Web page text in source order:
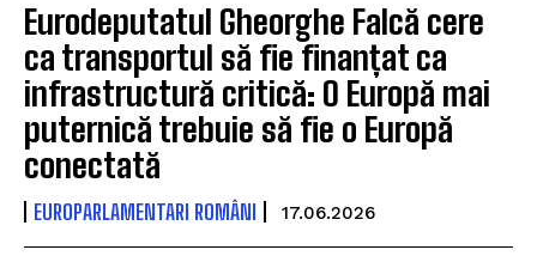
Eurodeputatul Gheorghe Falcă cere
ca transportul să fie finanțat ca
infrastructură critică: O Europă mai
puternică trebuie să fie o Europă
conectată
EUROPARLAMENTARI ROMÂNI 17.06.2026